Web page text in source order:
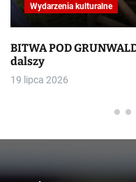
Wydarzenia
BITWA POD